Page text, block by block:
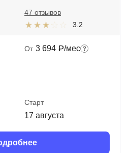
3.2
47 отзывов
От 3 694 ₽/мес
Старт
17 августа